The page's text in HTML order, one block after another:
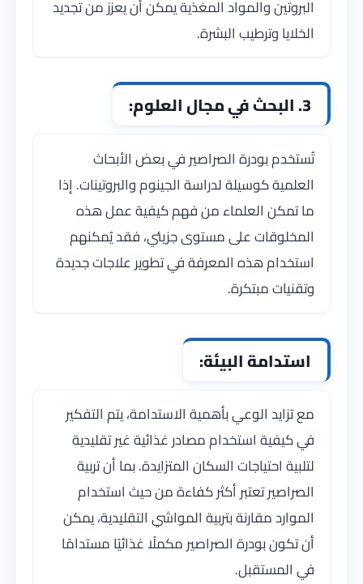
البروتين والمواد المغذية يمكن أن يعزز من تجديد
الخلايا وترطيب البشرة.
3. البحث في مجال العلوم:
تُستخدم بودرة الصراصير في بعض الأبحاث
العلمية كوسيلة لدراسة الجينوم والبروتينات. إذا
ما تمكن العلماء من فهم كيفية عمل هذه
المخلوقات على مستوى جزيئي، فقد يُمكنهم
استخدام هذه المعرفة في تطوير علاجات جديدة
وتقنيات مبتكرة.
استدامة البيئة:
مع تزايد الوعي بأهمية الاستدامة، يتم التفكير
في كيفية استخدام مصادر غذائية غير تقليدية
لتلبية احتياجات السكان المتزايدة. بما أن تربية
الصراصير تعتبر أكثر كفاءة من حيث استخدام
الموارد مقارنة بتربية المواشي التقليدية، يمكن
أن تكون بودرة الصراصير مكملًا غذائيًا مستدامًا
في المستقبل.